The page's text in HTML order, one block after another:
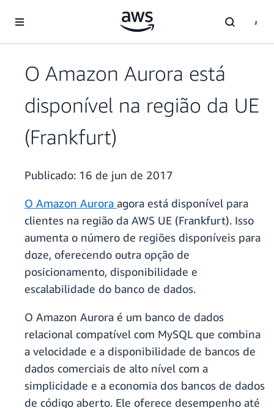
Pular para o conteúdo principal
O Amazon Aurora está
disponível na região da UE
(Frankfurt)
Publicado: 16 de jun de 2017
O Amazon Aurora agora está disponível para
clientes na região da AWS UE (Frankfurt). Isso
aumenta o número de regiões disponíveis para
doze, oferecendo outra opção de
posicionamento, disponibilidade e
escalabilidade do banco de dados.
O Amazon Aurora é um banco de dados
relacional compatível com MySQL que combina
a velocidade e a disponibilidade de bancos de
dados comerciais de alto nível com a
simplicidade e a economia dos bancos de dados
de código aberto. Ele oferece desempenho até